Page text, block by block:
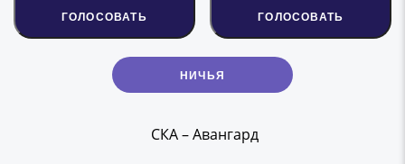
ГОЛОСОВАТЬ
НИЧЬЯ
ГОЛОСОВАТЬ
СКА – Авангард